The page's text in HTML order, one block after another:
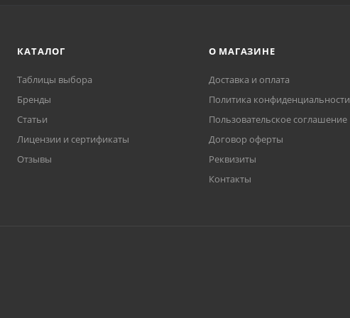
КАТАЛОГ
Таблицы выбора
Бренды
Статьи
Лицензии и сертификаты
Отзывы
О МАГАЗИНЕ
Доставка и оплата
Политика конфиденциальности
Пользовательское соглашение
Договор оферты
Реквизиты
Контакты